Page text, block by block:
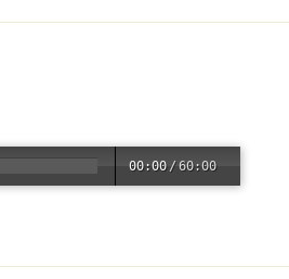
00:00 /60:00